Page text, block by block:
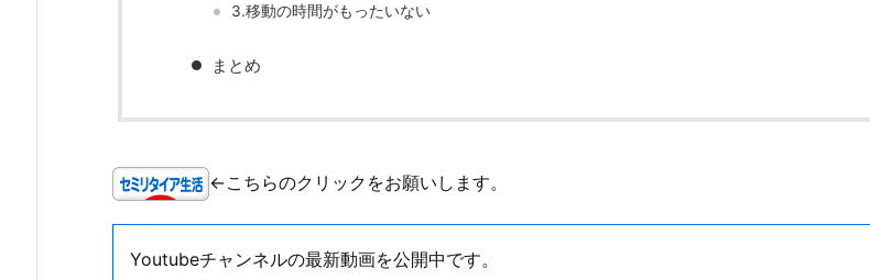
3.移動の時間がもったいない
まとめ
←こちらのクリックをお願いします。
Youtubeチャンネルの最新動画を公開中です。